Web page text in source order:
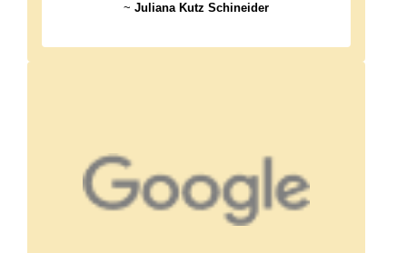
~ Juliana Kutz Schineider